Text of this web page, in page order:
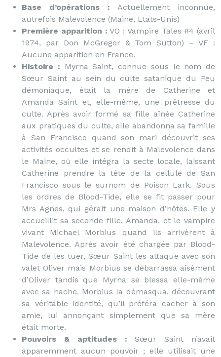
Base d’opérations : Actuellement inconnue,
autrefois Malevolence (Maine, Etats-Unis)
Première apparition : VO : Vampire Tales #4 (avril
1974, par Don McGregor & Tom Sutton) – VF :
Aucune apparition en France.
Histoire : Myrna Saint, connue sous le nom de
Sœur Saint au sein du culte satanique du Feu
démoniaque, était la mère de Catherine et
Amanda Saint et, elle-même, une prêtresse du
culte. Après avoir formé sa fille aînée Catherine
aux pratiques du culte, elle abandonna sa famille
à San Francisco quand son mari découvrit ses
activités occultes et se rendit à Malevolence dans
le Maine, où elle intégra la secte locale, laissant
Catherine prendre la tête de la cellule de San
Francisco sous le surnom de Poison Lark. Sous
les ordres de Blood-Tide, elle se fit passer pour
Mrs Agnes, qui gérait une maison d’hôtes. Elle y
accueillit sa seconde fille, Amanda, et le vampire
vivant Michael Morbius quand ils arrivèrent à
Malevolence. Après avoir été chargée par Blood-
Tide de les tuer, Sœur Saint les attaque avec son
valet Oliver mais Morbius se débarrassa aisément
d’Oliver tandis que Myrna se blessa elle-même
avec sa hache. Morbius la démasqua, découvrant
sa véritable identité, qu’il préféra cacher à son
amie, lui annonçant simplement que sa mère
était morte.
Pouvoirs & aptitudes : Sœur Saint n’avait
apparemment aucun pouvoir ; elle utilisait une